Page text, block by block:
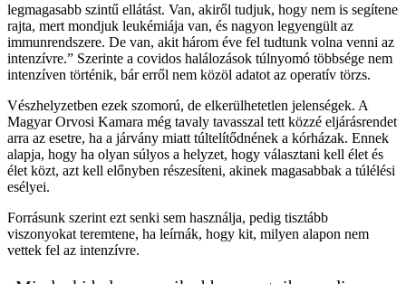
legmagasabb szintű ellátást. Van, akiről tudjuk, hogy nem is segítene
rajta, mert mondjuk leukémiája van, és nagyon legyengült az
immunrendszere. De van, akit három éve fel tudtunk volna venni az
intenzívre.” Szerinte a covidos halálozások túlnyomó többsége nem
intenzíven történik, bár erről nem közöl adatot az operatív törzs.
Vészhelyzetben ezek szomorú, de elkerülhetetlen jelenségek. A
Magyar Orvosi Kamara még tavaly tavasszal tett közzé eljárásrendet
arra az esetre, ha a járvány miatt túltelítődnének a kórházak. Ennek
alapja, hogy ha olyan súlyos a helyzet, hogy választani kell élet és
élet közt, azt kell előnyben részesíteni, akinek magasabbak a túlélési
esélyei.
Forrásunk szerint ezt senki sem használja, pedig tisztább
viszonyokat teremtene, ha leírnák, hogy kit, milyen alapon nem
vettek fel az intenzívre.